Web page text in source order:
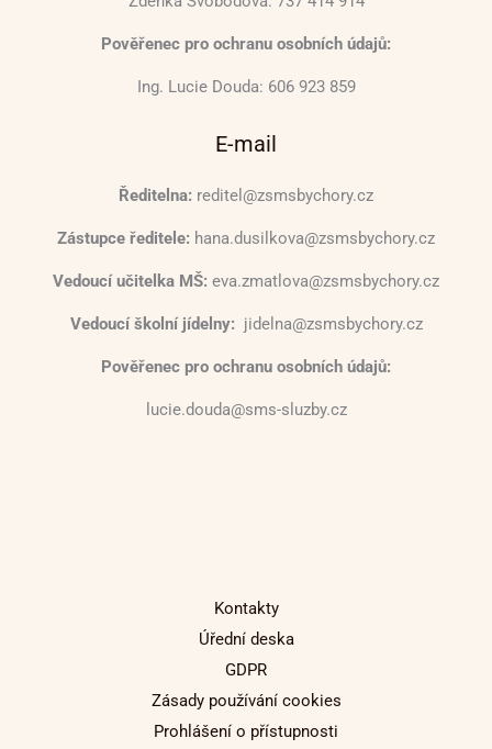
Pověřenec pro ochranu osobních údajů:
Ing. Lucie Douda: 606 923 859
E-mail
Ředitelna: reditel@zsmsbychory.cz
Zástupce ředitele: hana.dusilkova@zsmsbychory.cz
Vedoucí učitelka MŠ: eva.zmatlova@zsmsbychory.cz
Vedoucí školní jídelny: jidelna@zsmsbychory.cz
Pověřenec pro ochranu osobních údajů:
lucie.douda@sms-sluzby.cz
Kontakty
Úřední deska
GDPR
Zásady používání cookies
Prohlášení o přístupnosti